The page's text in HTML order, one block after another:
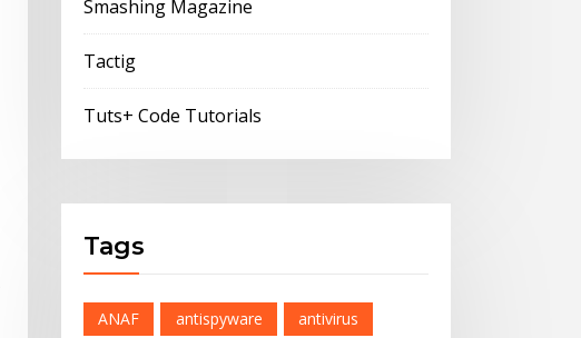
Smashing Magazine
Tactig
Tuts+ Code Tutorials
Tags
ANAF antispyware
antivirus